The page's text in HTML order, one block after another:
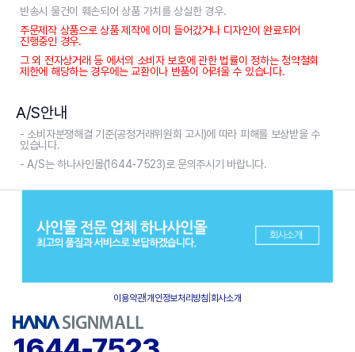
반송시 물건이 훼손되어 상품 가치를 상실한 경우.
주문제작 상품으로 상품 제작에 이미 들어갔거나 디자인이 완료되어
진행중인 경우.
그 외 전자상거래 등 에서의 소비자 보호에 관한 법률이 정하는 청약철회
제한에 해당하는 경우에는 교환이나 반품이 어려울 수 있습니다.
A/S안내
- 소비자분쟁해결 기준(공정거래위원회 고시)에 따라 피해를 보상받을 수
있습니다.
- A/S는 하나사인몰(1644-7523)로 문의주시기 바랍니다.
이용약관|개인정보처리방침 회사소개